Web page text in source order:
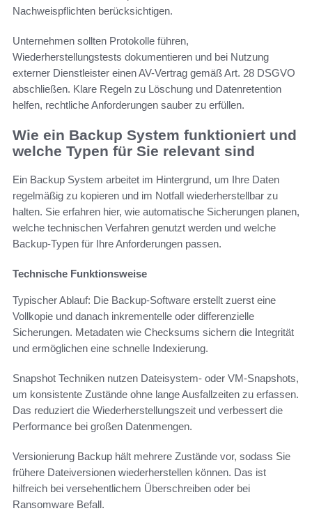
Nachweispflichten berücksichtigen.
Unternehmen sollten Protokolle führen,
Wiederherstellungstests dokumentieren und bei Nutzung
externer Dienstleister einen AV-Vertrag gemäß Art. 28 DSGVO
abschließen. Klare Regeln zu Löschung und Datenretention
helfen, rechtliche Anforderungen sauber zu erfüllen.
Wie ein Backup System funktioniert und
welche Typen für Sie relevant sind
Ein Backup System arbeitet im Hintergrund, um Ihre Daten
regelmäßig zu kopieren und im Notfall wiederherstellbar zu
halten. Sie erfahren hier, wie automatische Sicherungen planen,
welche technischen Verfahren genutzt werden und welche
Backup-Typen für Ihre Anforderungen passen.
Technische Funktionsweise
Typischer Ablauf: Die Backup-Software erstellt zuerst eine
Vollkopie und danach inkrementelle oder differenzielle
Sicherungen. Metadaten wie Checksums sichern die Integrität
und ermöglichen eine schnelle Indexierung.
Snapshot Techniken nutzen Dateisystem- oder VM-Snapshots,
um konsistente Zustände ohne lange Ausfallzeiten zu erfassen.
Das reduziert die Wiederherstellungszeit und verbessert die
Performance bei großen Datenmengen.
Versionierung Backup hält mehrere Zustände vor, sodass Sie
frühere Dateiversionen wiederherstellen können. Das ist
hilfreich bei versehentlichem Überschreiben oder bei
Ransomware Befall.